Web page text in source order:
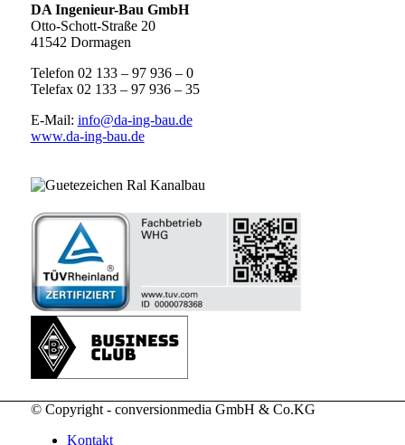
DA Ingenieur-Bau GmbH
Otto-Schott-Straße 20
41542 Dormagen
Telefon 02 133 – 97 936 – 0
Telefax 02 133 – 97 936 – 35
E-Mail: info@da-ing-bau.de
www.da-ing-bau.de
© Copyright - conversionmedia GmbH & Co.KG
Kontakt